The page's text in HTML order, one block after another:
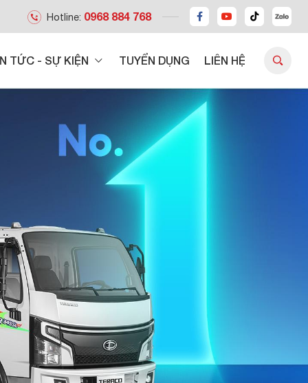
Hotline: 0968 884 768
TỨC - SỰ KIỆN TUYỂN DỤNG LIÊN HỆ